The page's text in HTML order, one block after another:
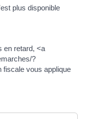
plus disponible
en retard, <a
?
fiscale vous applique